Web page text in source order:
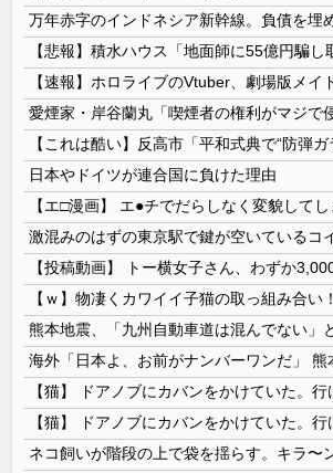
日本やドイツが連合国に負けた理由
【ｗ】物凄くカワイイ子猫の取っ組み合い！